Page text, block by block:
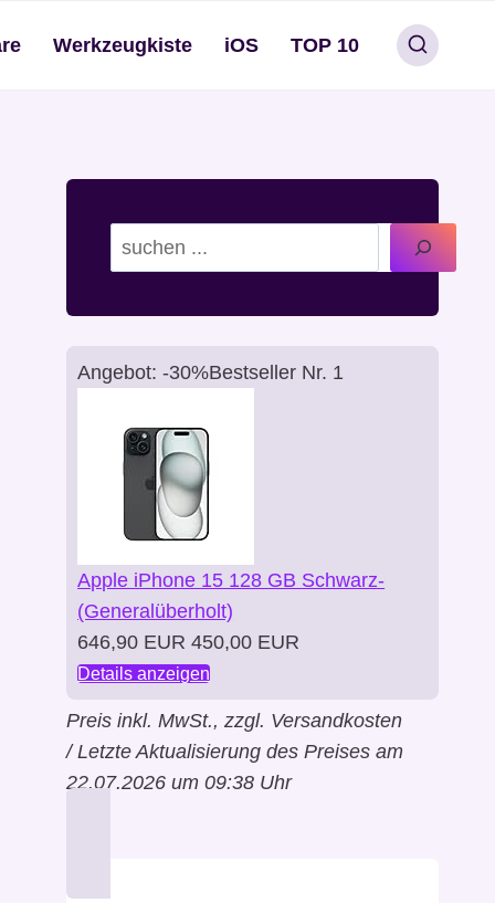
Werkzeugkiste iOS TOP 10
Suchen
Angebot: -30%Bestseller Nr. 1
Apple iPhone 15 128 GB Schwarz-
(Generalüberholt)
646,90 EUR 450,00 EUR
Details anzeigen
Preis inkl. MwSt., zzgl. Versandkosten
/ Letzte Aktualisierung des Preises am
22.07.2026 um 09:38 Uhr